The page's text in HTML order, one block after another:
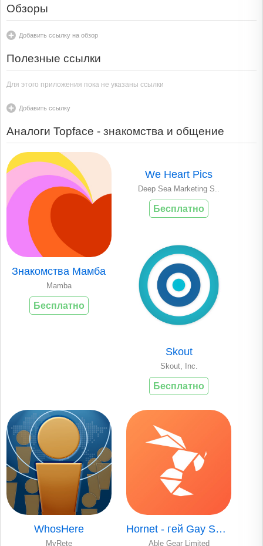
Обзоры
Добавить ссылку на обзор
Полезные ссылки
Для этого приложения пока не указаны ссылки
Добавить ссылку
Аналоги Topface - знакомства и общение
Знакомства Мамба
Mamba
Бесплатно
We Heart Pics
Deep Sea Marketing S..
Бесплатно
Skout
Skout, Inc.
Бесплатно
WhosHere
MyRete
Hornet - гей Gay Social Network
Able Gear Limited